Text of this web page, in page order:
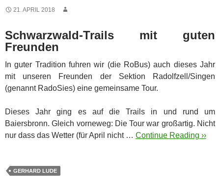
21. APRIL 2018
Schwarzwald-Trails mit guten
Freunden
In guter Tradition fuhren wir (die RoBus) auch dieses Jahr
mit unseren Freunden der Sektion Radolfzell/Singen
(genannt RadoSies) eine gemeinsame Tour.
Dieses Jahr ging es auf die Trails in und rund um
Baiersbronn. Gleich vorneweg: Die Tour war großartig. Nicht
nur dass das Wetter (für April nicht … Continue Reading ››
GERHARD LUDE